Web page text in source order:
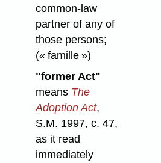
common-law
partner of any of
those persons;
(« famille »)
"former Act"
means The
Adoption Act,
S.M. 1997, c. 47,
as it read
immediately